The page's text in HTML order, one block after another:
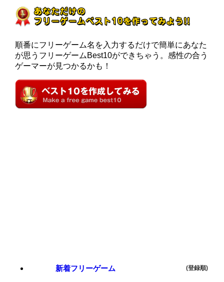
順番にフリーゲーム名を入力するだけで簡単にあなた
が思うフリーゲームBest10ができちゃう。感性の合う
ゲーマーが見つかるかも！
新着フリーゲーム (登録順)